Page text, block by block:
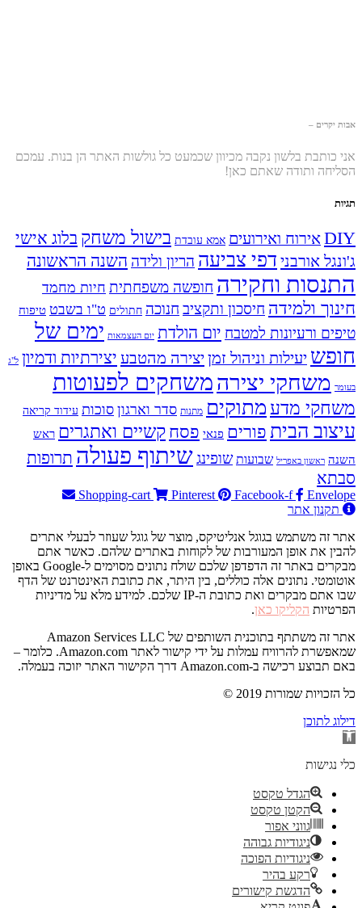
אבות יקרים –
אני כותבת בלשון נקבה מכיוון שכמעט כל גולשות האתר הן בנות. עמכם
הסליחה ותודה שאתם כאן!
תגיות
DIYאירוח ואירועים אמא עובדת בישול משחק בלוג אישי
ג'ונגל אורבני דפי צביעה הריון ולידה השנה הראשונה
התנסות וחקירה חופשה משפחתית חיות מחמד
חינוך ולמידה חיסכון ותקציב חנוכה חתולים ט"ו בשבט טיפוח
טיפים ורעיונות למטבח יום הולדת יום העצמאות ימים של
חופש יעילות וניהול זמן יצירה מהטבע יצירתיות ודמיון ל"ג
בעומר משחקי יצירהמשחקים לפעוטות
משחקי מדע מתוקים מתנות סדר וארגון סוכות עידוד קריאה
עיצוב הבית פורים פנאי פסח קשיים ואתגרים ראש
השנה ראשון באפריל שבועות שופינגשיתוף פעולה תרופות
סבתא
Shopping-cart Pinterest Facebook-f
Envelope
תקנון אתר
אתר זה משתמש בגוגל אנליטיקס, מוצר של גוגל שעוזר לבעלי אתרים
להבין את אופן המעורבות של לקוחות באתרים שלהם. כאשר אתם
מבקרים באתר זה הדפדפן שלכם שולח נתונים מסוימים ל-Google באופן
אוטומטי. נתונים אלה כוללים, בין היתר, את כתובת האינטרנט של הדף
שבו אתם מבקרים ואת כתובת ה-IP שלכם. למידע מלא על מדיניות
הפרטיות הקליקו כאן.
אתר זה משתתף בתוכנית השותפים של Amazon Services LLC
שמאפשרת להרוויח עמלות על ידי קישור לאתר Amazon.com. כלומר –
באם תבוצע רכישה ב-Amazon.com דרך הקישור האתר יזוכה בעמלה.
© 2019 כל הזכויות שמורות
דילוג לתוכן
פתח
נגישות
כלי נגישות
הגדל טקסט
הקטן טקסט
גווני אפור
ניגודיות גבוהה
ניגודיות הפוכה
רקע בהיר
הדגשת קישורים